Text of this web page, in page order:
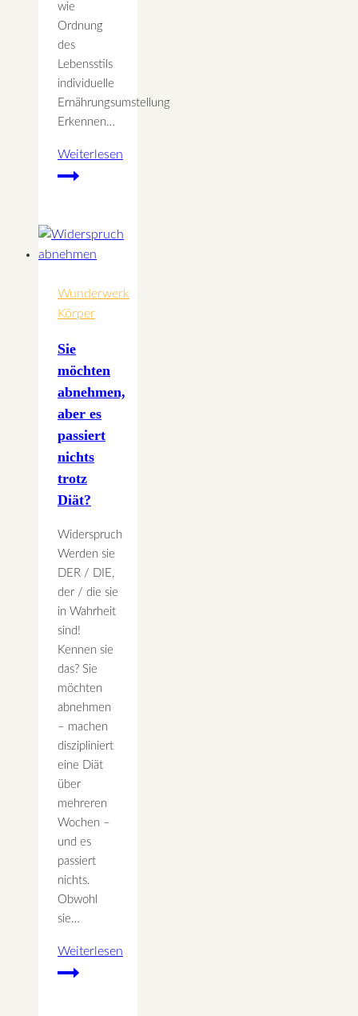
wie
Ordnung
des
Lebensstils
individuelle
Ernährungsumstellung
Erkennen…
Weiterlesen
Balance
Wunderwerk
Körper
Sie
möchten
abnehmen,
aber es
passiert
nichts
trotz
Diät?
Widerspruch
Werden sie
DER / DIE,
der / die sie
in Wahrheit
sind!
Kennen sie
das? Sie
möchten
abnehmen
– machen
diszipliniert
eine Diät
über
mehreren
Wochen –
und es
passiert
nichts.
Obwohl
sie…
Weiterlesen
Sie